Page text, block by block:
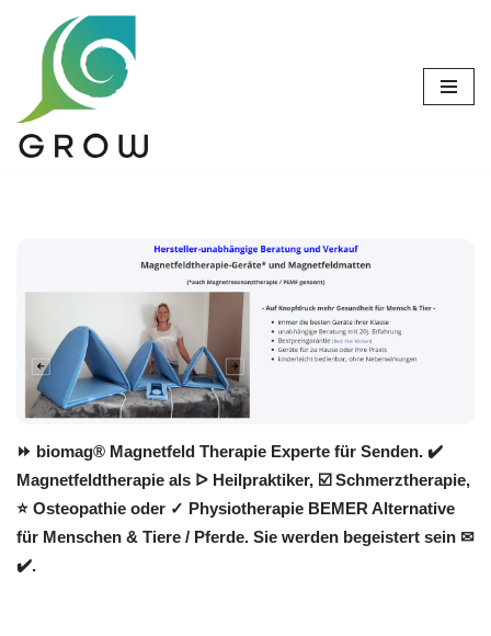
Zum
springen
⏩ biomag® Magnetfeld Therapie Experte für Senden. ✔️
Magnetfeldtherapie als ᐅ Heilpraktiker, ☑️ Schmerztherapie,
⭐ Osteopathie oder ✓ Physiotherapie BEMER Alternative
für Menschen & Tiere / Pferde. Sie werden begeistert sein ✉
✔️.